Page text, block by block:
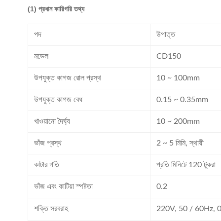
(1) প্রধান কারিগরি তথ্য
পদ উপাত্ত
মডেল CD150
উপযুক্ত কাগজ রোল প্রস্থ 10 ~ 100mm
উপযুক্ত কাগজ বেধ 0.15 ~ 0.35mm
খাওয়ানো দৈর্ঘ্য 10 ~ 200mm
ভাঁজ প্রস্থ 2 ~ 5 মিমি, স্থায়ী
কাটার গতি প্রতি মিনিটে 120 টুকরা
ভাঁজ এবং কাটিয়া স্পষ্টতা 0.2
শক্তি সরবরাহ 220V, 50 / 60Hz,